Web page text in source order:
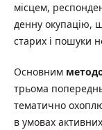
місцем,
денну окупацію,
старих і пошуки
Основним
трьома
тематично
в умовах